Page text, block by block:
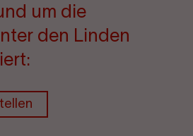
um die
den Linden